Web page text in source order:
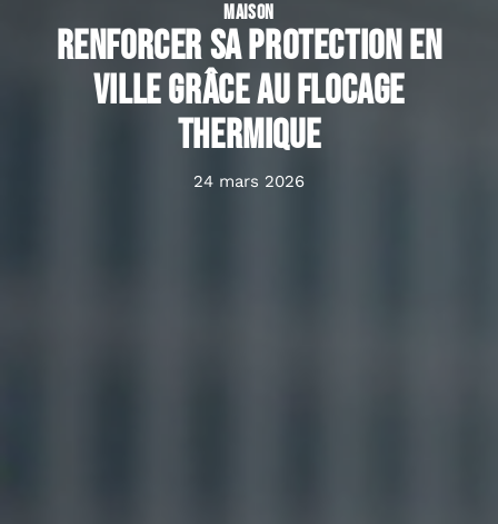
MAISON
Renforcer sa protection en
ville grâce au flocage
thermique
24 mars 2026